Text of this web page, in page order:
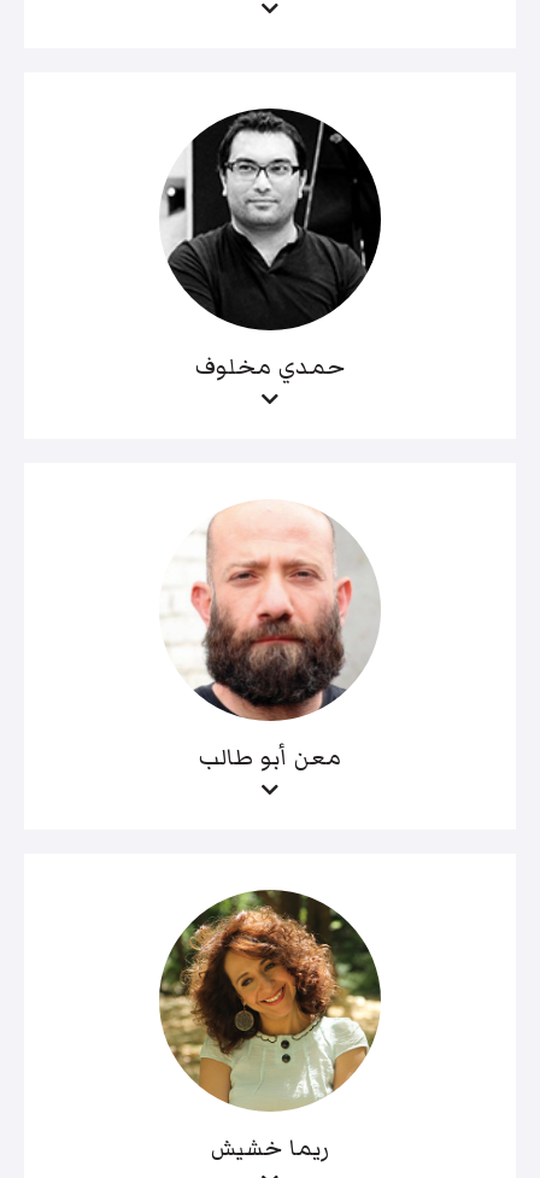
حمدي مخلوف
معن أبو طالب
ريما خشيش